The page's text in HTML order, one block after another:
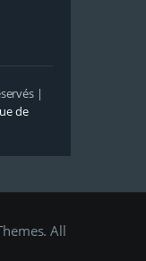
|
de
All